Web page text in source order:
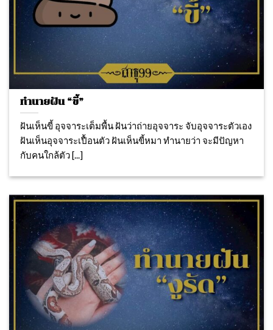
ทำนายฝัน “ขี้”
ฝันเห็นขี้ อุจจาระเต็มพื้น ฝันว่าถ่ายอุจจาระ จับอุจจาระตัวเอง
ฝันเห็นอุจจาระเปื้อนตัว ฝันเห็นขี้หมา ทำนายว่า จะมีปัญหา
กับคนใกล้ตัว [...]